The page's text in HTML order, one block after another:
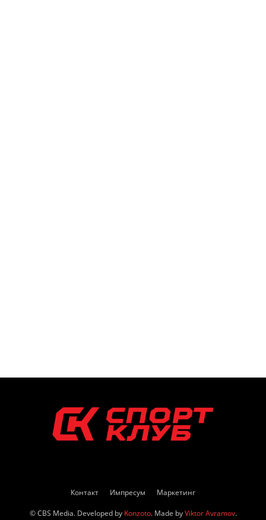
Контакт Импресум Маркетинг
© CBS Media. Developed by Konzoto. Made byViktor Avramov.